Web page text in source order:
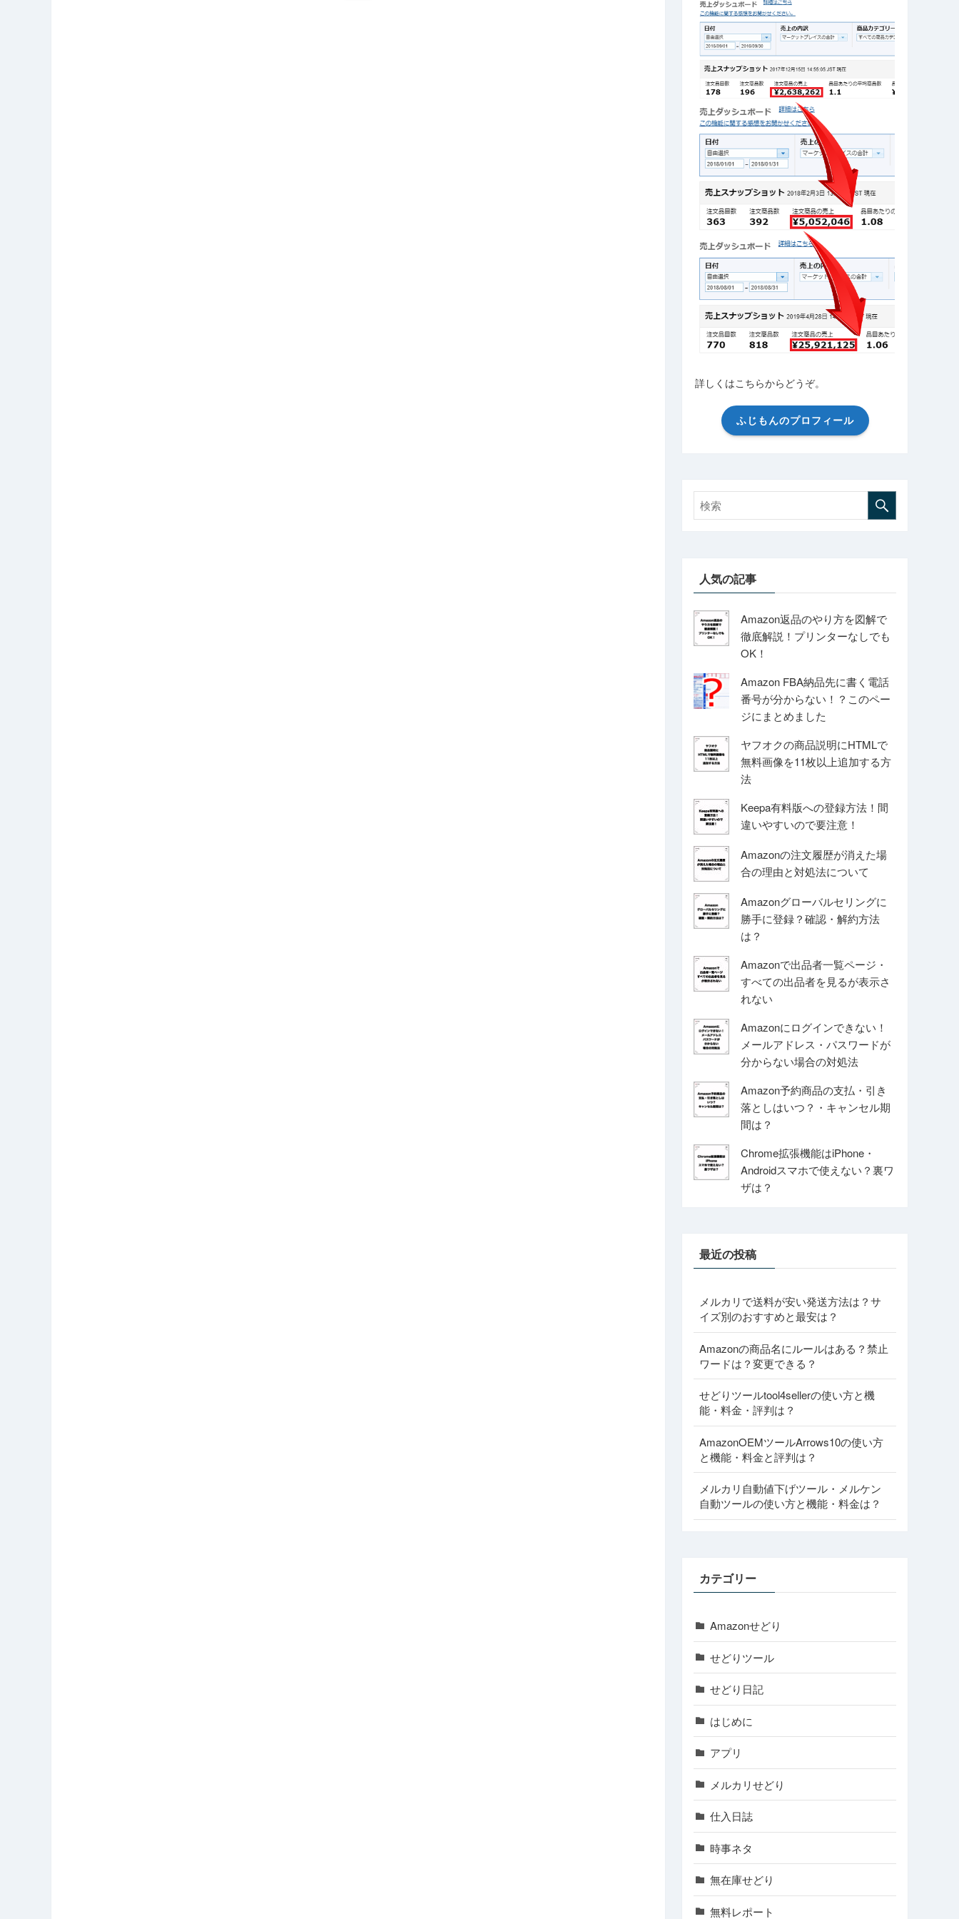
詳しくはこちらからどうぞ。
ふじもんのプロフィール
人気の記事
Amazon返品のやり方を図解で
徹底解説！プリンターなしでも
OK！
Amazon FBA納品先に書く電話
番号が分からない！？このペー
ジにまとめました
ヤフオクの商品説明にHTMLで
無料画像を11枚以上追加する方
法
Keepa有料版への登録方法！間
違いやすいので要注意！
Amazonの注文履歴が消えた場
合の理由と対処法について
Amazonグローバルセリングに
勝手に登録？確認・解約方法
は？
Amazonで出品者一覧ページ・
すべての出品者を見るが表示さ
れない
Amazonにログインできない！
メールアドレス・パスワードが
分からない場合の対処法
Amazon予約商品の支払・引き
落としはいつ？・キャンセル期
間は？
Chrome拡張機能はiPhone・
Androidスマホで使えない？裏ワ
ザは？
最近の投稿
メルカリで送料が安い発送方法は？サ
イズ別のおすすめと最安は？
Amazonの商品名にルールはある？禁止
ワードは？変更できる？
せどりツールtool4sellerの使い方と機
能・料金・評判は？
AmazonOEMツールArrows10の使い方
と機能・料金と評判は？
メルカリ自動値下げツール・メルケン
自動ツールの使い方と機能・料金は？
カテゴリー
Amazonせどり
せどりツール
せどり日記
はじめに
アプリ
メルカリせどり
仕入日誌
時事ネタ
無在庫せどり
無料レポート